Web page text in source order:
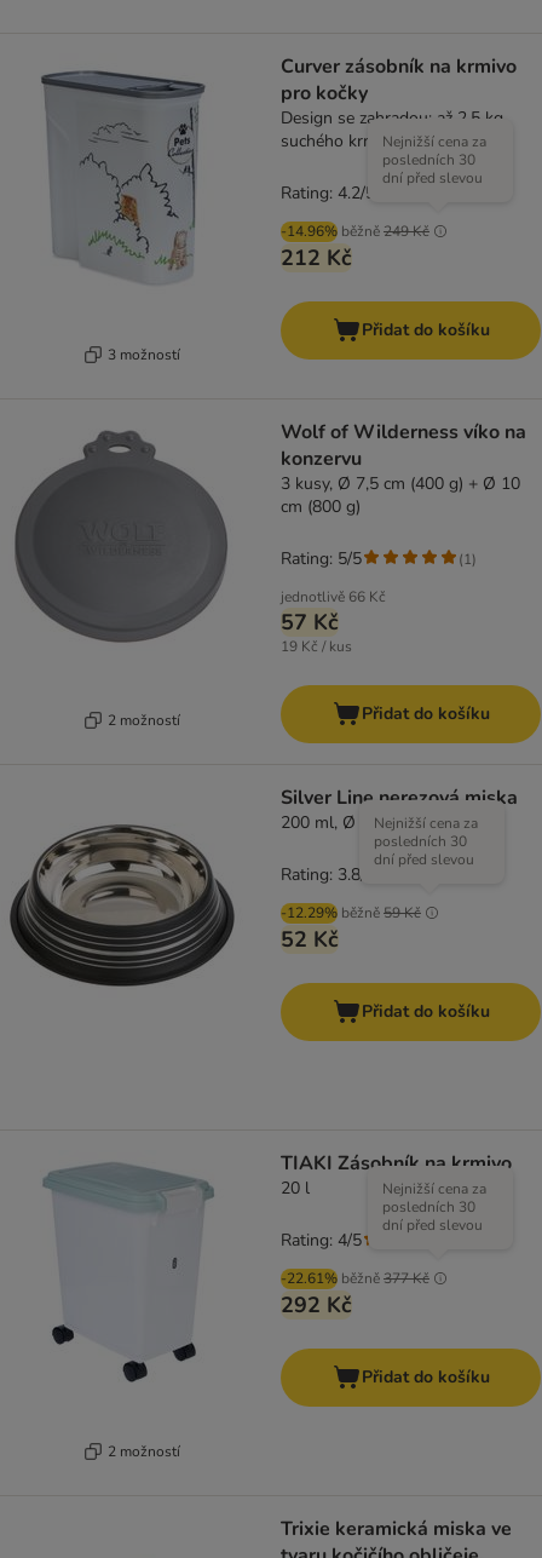
3 možností
Curver zásobník na krmivo
pro kočky
Design se zahradou: až 2,5 kg
suchého krmiva (6 litrů)
-14.96% běžně249 Kč
Nejnižší cena za
posledních 30
dní před slevou
212 Kč
Rating: 4.2/5
Přidat do košíku
2 možností
Wolf of Wilderness víko na
konzervu
3 kusy, Ø 7,5 cm (400 g) + Ø 10
cm (800 g)
jednotlivě 66 Kč
57 Kč
19 Kč / kus
Rating: 5/5 (1)
Přidat do košíku
Silver Line nerezová miska
200 ml, Ø 15 cm
-12.29% běžně59 Kč
Nejnižší cena za
posledních 30
dní před slevou
52 Kč
Rating: 3.8/5
Přidat do košíku
2 možností
TIAKI Zásobník na krmivo
20 l
-22.61% běžně377 Kč
Nejnižší cena za
posledních 30
dní před slevou
292 Kč
Rating: 4/5
Přidat do košíku
Trixie keramická miska ve